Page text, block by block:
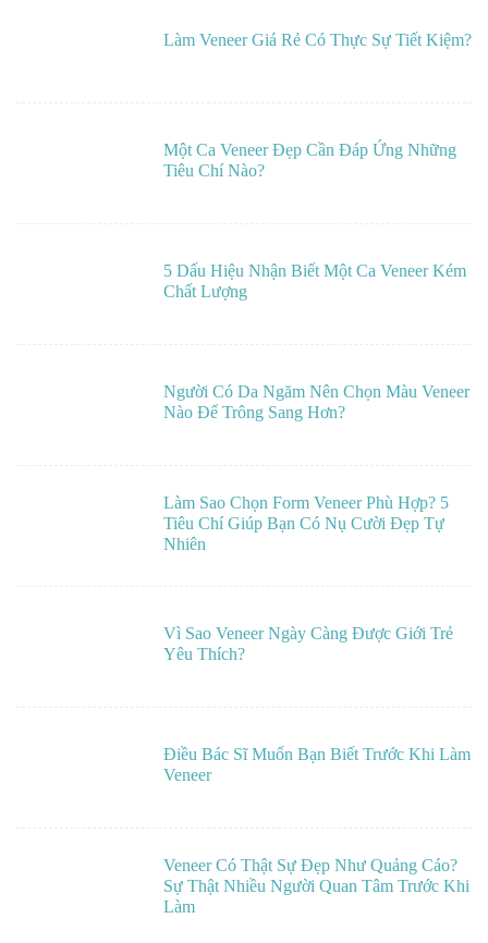
Làm Veneer Giá Rẻ Có Thực Sự Tiết Kiệm?
Một Ca Veneer Đẹp Cần Đáp Ứng Những
Tiêu Chí Nào?
5 Dấu Hiệu Nhận Biết Một Ca Veneer Kém
Chất Lượng
Người Có Da Ngăm Nên Chọn Màu Veneer
Nào Để Trông Sang Hơn?
Làm Sao Chọn Form Veneer Phù Hợp? 5
Tiêu Chí Giúp Bạn Có Nụ Cười Đẹp Tự
Nhiên
Vì Sao Veneer Ngày Càng Được Giới Trẻ
Yêu Thích?
Điều Bác Sĩ Muốn Bạn Biết Trước Khi Làm
Veneer
Veneer Có Thật Sự Đẹp Như Quảng Cáo?
Sự Thật Nhiều Người Quan Tâm Trước Khi
Làm